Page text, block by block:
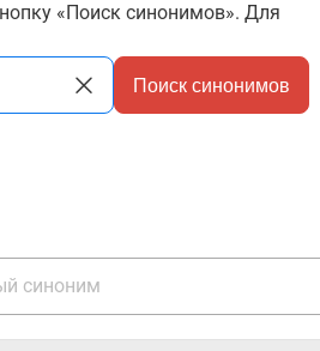
«Поиск синонимов». Для
Поиск синонимов